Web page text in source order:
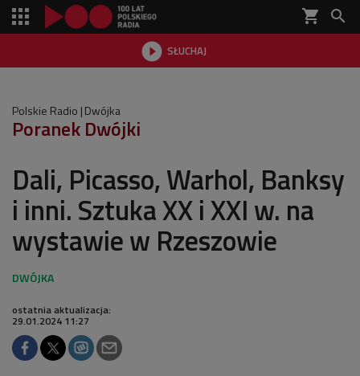
shopping_cart 
 SŁUCHAJ

Polskie Radio Dwójka
Poranek Dwójki
Dali, Picasso, Warhol, Banksy
i inni. Sztuka XX i XXI w. na
wystawie w Rzeszowie
ostatnia aktualizacja:
29.01.2024 11:27